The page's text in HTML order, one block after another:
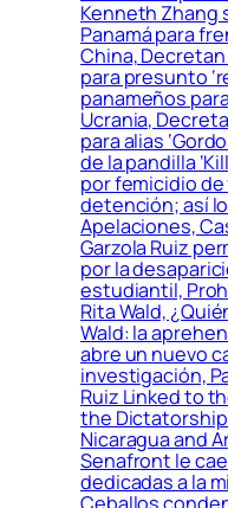
Kenneth Zhang
Panamá para
China,
para presunto
panameños
Ucrania,
para alias
de la pandilla
por femicidio
detención; así
Apelaciones,
Garzola Ruiz
por la
estudiantil,
Rita Wald,
Wald: la
abre un nuevo
investigación,
Ruiz Linked to
the Dictatorship
Nicaragua and
Senafront le
dedicadas a la